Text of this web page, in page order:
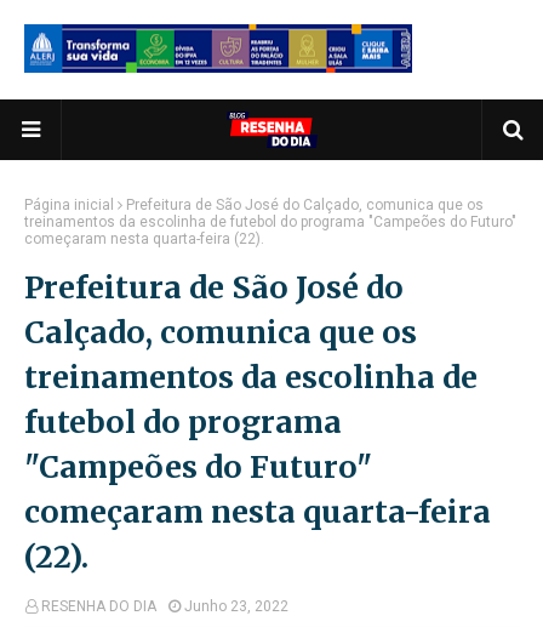
Página inicial
Prefeitura de São José do Calçado, comunica que os
treinamentos da escolinha de futebol do programa "Campeões do Futuro"
começaram nesta quarta-feira (22).
Prefeitura de São José do
Calçado, comunica que os
treinamentos da escolinha de
futebol do programa
"Campeões do Futuro"
começaram nesta quarta-feira
(22).
RESENHA DO DIA Junho 23, 2022